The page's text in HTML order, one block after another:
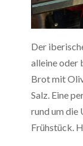
Der
alleine oder
Brot mit
Salz. Eine
rund um die
Frühstück.